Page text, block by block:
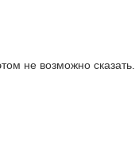
не возможно сказать.